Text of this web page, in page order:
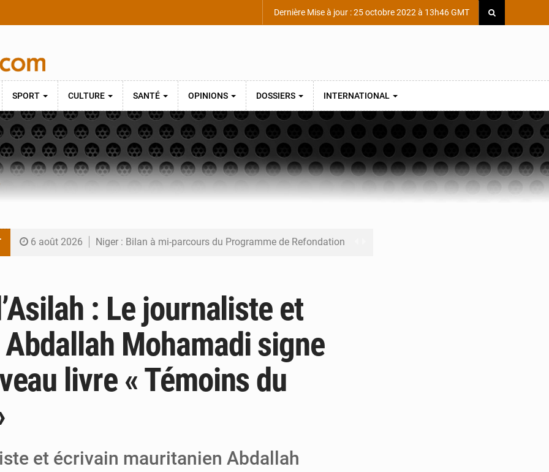
Dernière Mise à jour : 25 octobre 2022 à 13h46 GMT
SPORT CULTURE SANTÉ OPINIONS DOSSIERS INTERNATIONAL
6 août 2026 Niger : Bilan à mi-parcours du Programme de Refondation
5 août 2026 Tibiri : le dialogue, nouveau terrain de jeu pour la paix
5 août 2026 Niger : le ministère du Pétrole mise sur la performance
5 août 2026 Niger : Abdoulaye Seydou en visite à la MCC de Malbaza
: Le journaliste et
Mohamadi signe
livre « Témoins du
et écrivain mauritanien Abdallah